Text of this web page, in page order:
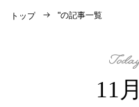
トップ "の記事一覧
11